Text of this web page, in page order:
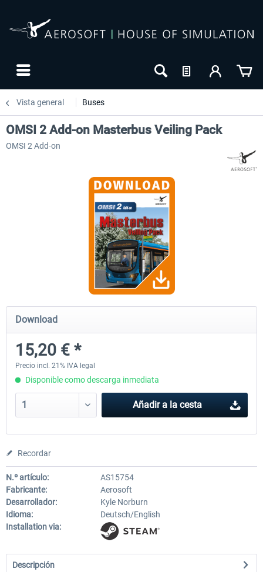
Vista general Buses
OMSI 2 Add-on Valiant Citybus 7700
Hybrid
12,19 € *
OMSI 2 Add-on IVECO Bus
OMSI 2 Add-on Masterbus Veiling Pack
OMSI 2 Add-on
Download
15,20 € *
Precio incl. 21% IVA legal
Disponible como descarga inmediata
Añadir a la cesta
Recordar
N.º artículo:
AS15754
Fabricante:
Aerosoft
Desarrollador:
Kyle Norburn
Idioma:
Deutsch/English
Installation via:
Descripción